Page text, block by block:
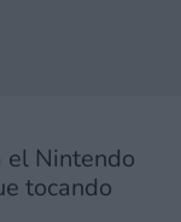
el Nintendo
tocando